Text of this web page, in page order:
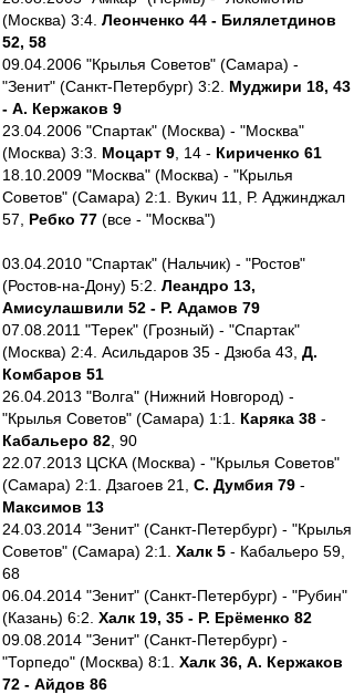
(Москва) 3:4. Леонченко 44 - Билялетдинов
52, 58
09.04.2006 "Крылья Советов" (Самара) -
"Зенит" (Санкт-Петербург) 3:2. Муджири 18, 43
- А. Кержаков 9
23.04.2006 "Спартак" (Москва) - "Москва"
(Москва) 3:3. Моцарт 9 , 14 - Кириченко 61
18.10.2009 "Москва" (Москва) - "Крылья
Советов" (Самара) 2:1. Вукич 11, Р. Аджинджал
57, Ребко 77 (все - "Москва")
03.04.2010 "Спартак" (Нальчик) - "Ростов"
(Ростов-на-Дону) 5:2. Леандро 13,
Амисулашвили 52 - Р. Адамов 79
07.08.2011 "Терек" (Грозный) - "Спартак"
(Москва) 2:4. Асильдаров 35 - Дзюба 43, Д.
Комбаров 51
26.04.2013 "Волга" (Нижний Новгород) -
"Крылья Советов" (Самара) 1:1. Каряка 38 -
Кабальеро 82 , 90
22.07.2013 ЦСКА (Москва) - "Крылья Советов"
(Самара) 2:1. Дзагоев 21, С. Думбия 79 -
Максимов 13
24.03.2014 "Зенит" (Санкт-Петербург) - "Крылья
Советов" (Самара) 2:1. Халк 5 - Кабальеро 59,
68
06.04.2014 "Зенит" (Санкт-Петербург) - "Рубин"
(Казань) 6:2. Халк 19, 35 - Р. Ерёменко 82
09.08.2014 "Зенит" (Санкт-Петербург) -
"Торпедо" (Москва) 8:1. Халк 36, А. Кержаков
72 - Айдов 86